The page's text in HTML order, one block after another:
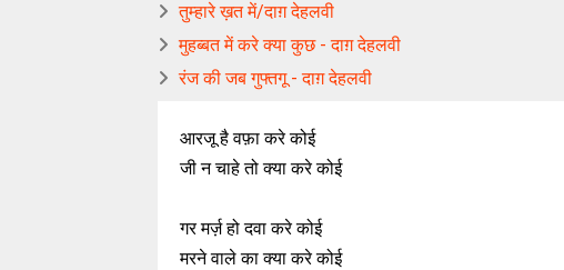
तुम्हारे ख़त में/दाग़ देहलवी
मुहब्बत में करे क्या कुछ - दाग़ देहलवी
रंज की जब गुफ्तगू - दाग़ देहलवी
आरजू है वफ़ा करे कोई
जी न चाहे तो क्या करे कोई
गर मर्ज़ हो दवा करे कोई
मरने वाले का क्या करे कोई